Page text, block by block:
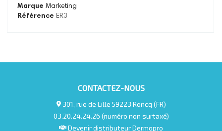
Marque Marketing
Référence ER3
CONTACTEZ-NOUS
301, rue de Lille 59223 Roncq (FR)
03.20.24.24.26 (numéro non surtaxé)
Devenir distributeur Dermopro